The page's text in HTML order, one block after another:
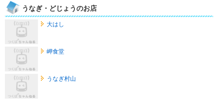
うなぎ・どじょうのお店
大はし
岬食堂
うなぎ村山